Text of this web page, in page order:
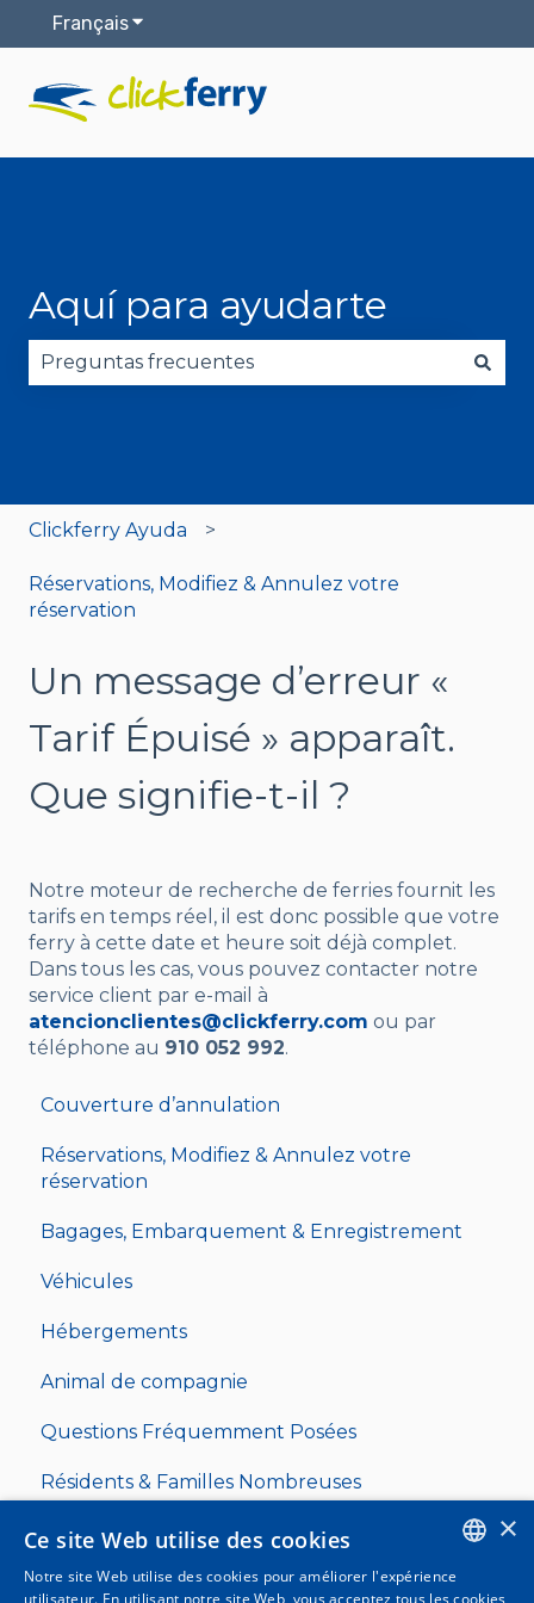
FrançaisAfficher le sous-menu pour les traductions
Aquí para ayudarte
Clickferry Ayuda
Réservations, Modifiez & Annulez votre
réservation
Un message d’erreur «
Tarif Épuisé » apparaît.
Que signifie-t-il ?
Notre moteur de recherche de ferries fournit les
tarifs en temps réel, il est donc possible que votre
ferry à cette date et heure soit déjà complet.
Dans tous les cas, vous pouvez contacter notre
service client par e-mail à
atencionclientes@clickferry.com ou par
téléphone au 910 052 992.
Couverture d’annulation
Réservations, Modifiez & Annulez votre
réservation
Bagages, Embarquement & Enregistrement
Véhicules
Hébergements
Animal de compagnie
Questions Fréquemment Posées
Résidents & Familles Nombreuses
ENGLISH
×
Ce site Web utilise des cookies
Notre site Web utilise des cookies pour améliorer l'expérience
utilisateur. En utilisant notre site Web, vous acceptez tous les cookies